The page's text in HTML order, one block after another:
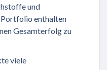
und
enthalten
Gesamterfolg zu
viele